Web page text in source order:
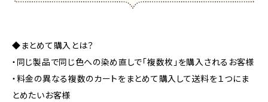
◆まとめて購入とは？
・同じ製品で同じ色への染め直しで「複数枚」を購入されるお客様
・料金の異なる複数のカートをまとめて購入して送料を１つにま
とめたいお客様